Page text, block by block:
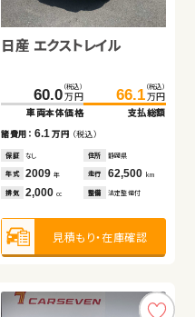
日産 エクストレイル
60.0 （税込）
万円
車両本体価格
66.1 （税込）
万円
支払総額
諸費用： 6.1 万円 （税込）
保証 なし 住所 静岡県
年式 2009年 走行 62,500 km
排気 2,000cc 整備 法定整備付
見積もり・在庫確認
グレー
19.7（税込）
万円
24.2
諸費用：4.5 万円（税込）
なし
年式 2009年 走行
排気 660 整備 法定整備付
見積もり・在庫確認
74.9（税込）
万円
79.9
諸費用：5.0 万円（税込）
なし
年式 2013年 走行
排気 1,800 整備 法定整備付
見積もり・在庫確認